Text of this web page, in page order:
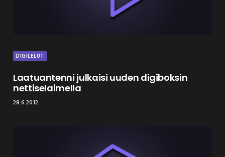
DIGILELUT
Laatuantenni julkaisi uuden digiboksin
nettiselaimella
28.6.2012